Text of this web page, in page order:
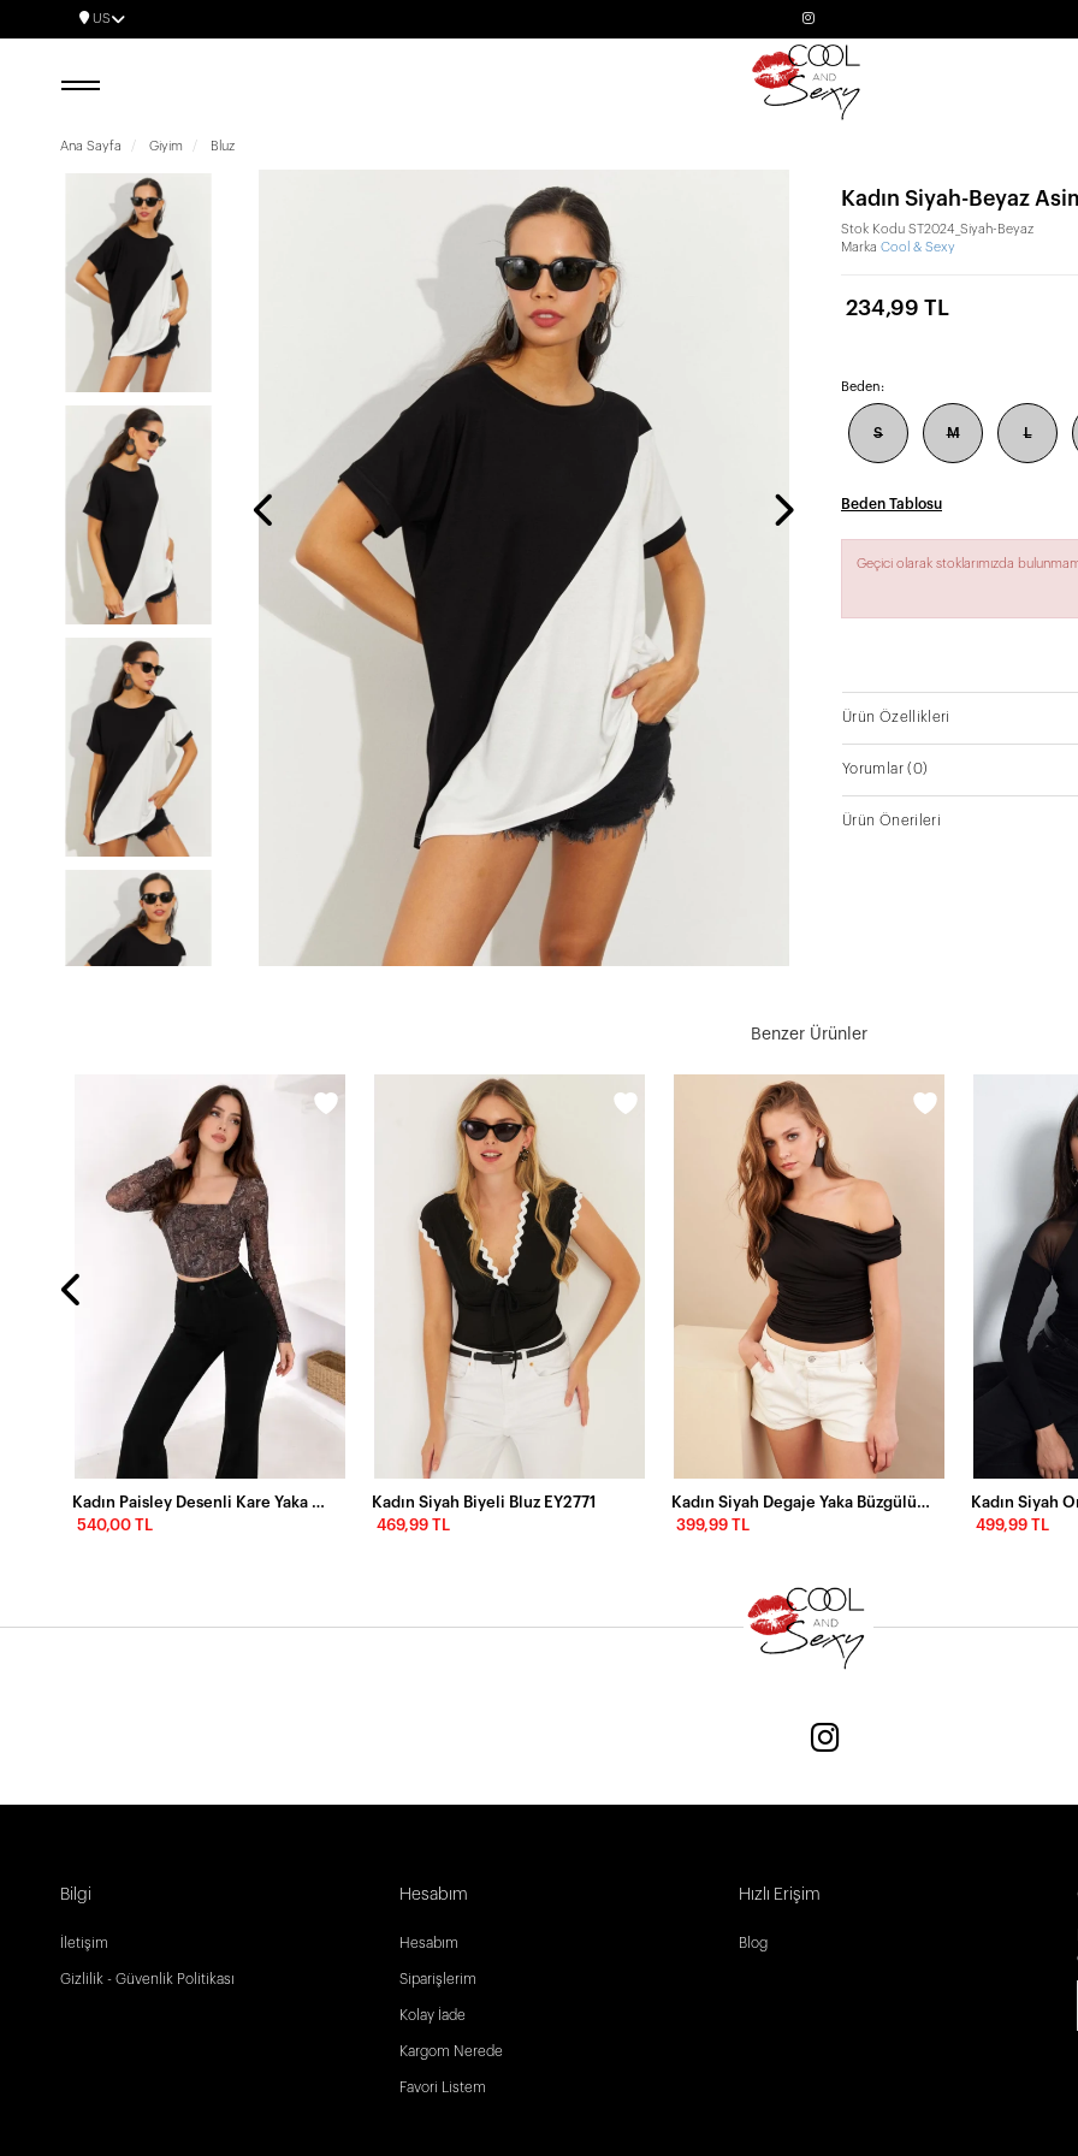
US
Ana Sayfa Giyim Bluz
Kadın Siyah-Beyaz
Stok Kodu ST2024_Siyah-Beyaz
Marka Cool & Sexy
234,99 TL
Beden:
S M L
Beden Tablosu
Geçici olarak stoklarımızda
Ürün Özellikleri
Yorumlar(0)
Ürün Önerileri
Benzer Ürünler
Kadın Paisley Desenli Kare Yaka Bluz
540,00 TL
Kadın Siyah Biyeli Bluz EY2771
469,99 TL
Kadın Siyah Degaje Yaka Büzgülü Bluz FRY2320
399,99 TL
499,99 TL
Bilgi
İletişim
Gizlilik - Güvenlik Politikası
Hesabım
Hesabım
Siparişlerim
Kolay İade
Kargom Nerede
Favori Listem
Hızlı Erişim
Blog